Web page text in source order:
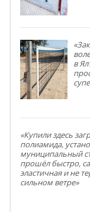
в
«Купили здесь
полиамида,
муниципальный
прошёл быстро,
эластичная и не
сильном ветре»